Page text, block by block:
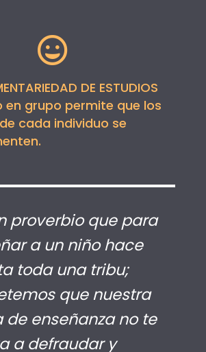
DE ESTUDIOS
en grupo permite que los
cada individuo se
proverbio que para
a un niño hace
toda una tribu;
que nuestra
de enseñanza no te
a defraudar y